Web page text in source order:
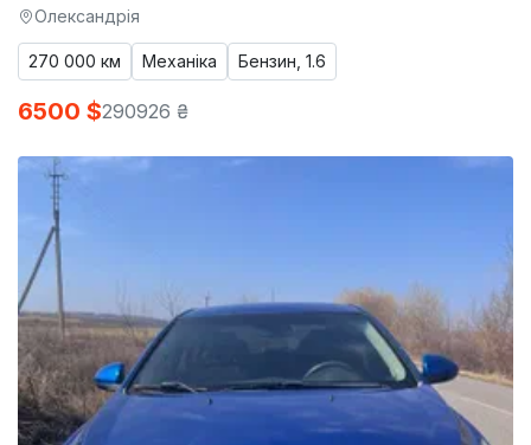
Олександрія
270 000 км Механіка Бензин, 1.6
6500 $290926 ₴